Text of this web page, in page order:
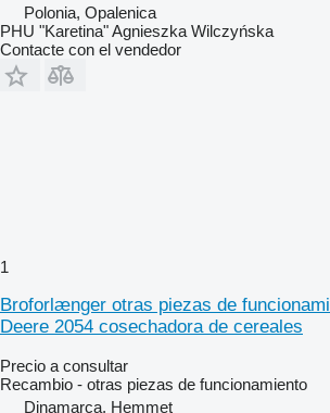
Polonia, Opalenica
PHU "Karetina" Agnieszka Wilczyńska
Contacte con el vendedor
1
Broforlænger otras piezas de
Deere 2054 cosechadora de cereales
Precio a consultar
Recambio - otras piezas de funcionamiento
Dinamarca, Hemmet